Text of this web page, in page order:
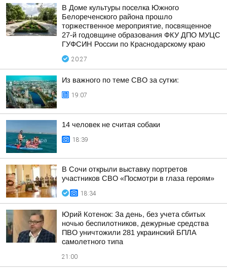
В Доме культуры поселка Южного
Белореченского района прошло
торжественное мероприятие, посвященное
27-й годовщине образования ФКУ ДПО МУЦС
ГУФСИН России по Краснодарскому краю
20:27
Из важного по теме СВО за сутки:
19:07
14 человек не считая собаки
18:39
В Сочи открыли выставку портретов
участников СВО «Посмотри в глаза героям»
18:34
Юрий Котенок: За день, без учета сбитых
ночью беспилотников, дежурные средства
ПВО уничтожили 281 украинский БПЛА
самолетного типа
21:00